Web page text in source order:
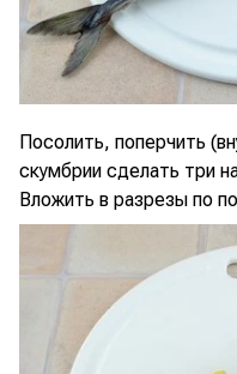
Посолить, поперчить
скумбрии сделать три
Вложить в разрезы по